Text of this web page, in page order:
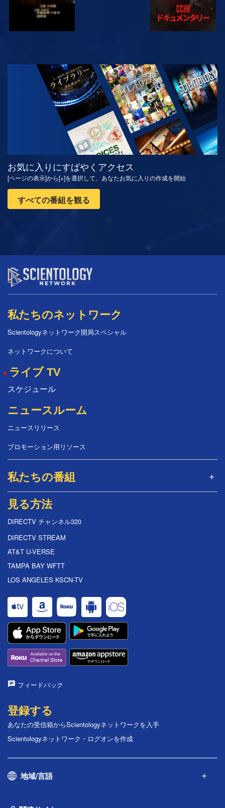
観る シリーズを探求
お気に入りにすばやくアクセス
[ページの表示]から[+]を選択して、あなたお気に入りの作成を開始
すべての番組を観る
私たちのネットワーク
Scientologyネットワーク開局スペシャル
ネットワークについて
ライブ TV
スケジュール
ニュースルーム
ニュースリリース
プロモーション用リソース
私たちの番組
見る方法
DIRECTV チャンネル320
DIRECTV STREAM
AT&T U-VERSE
TAMPA BAY WFTT
LOS ANGELES KSCN-TV
フィードバック
登録する
あなたの受信箱からScientologyネットワークを入手
Scientologyネットワーク・ログオンを作成
地域/言語